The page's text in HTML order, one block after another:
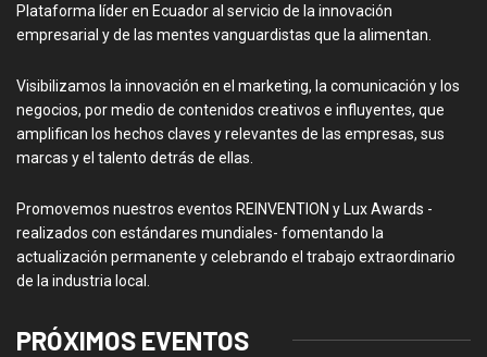
Plataforma líder en Ecuador al servicio de la innovación
empresarial y de las mentes vanguardistas que la alimentan.
Visibilizamos la innovación en el marketing, la comunicación y los
negocios, por medio de contenidos creativos e influyentes, que
amplifican los hechos claves y relevantes de las empresas, sus
marcas y el talento detrás de ellas.
Promovemos nuestros eventos REINVENTION y Lux Awards -
realizados con estándares mundiales- fomentando la
actualización permanente y celebrando el trabajo extraordinario
de la industria local.
PRÓXIMOS EVENTOS